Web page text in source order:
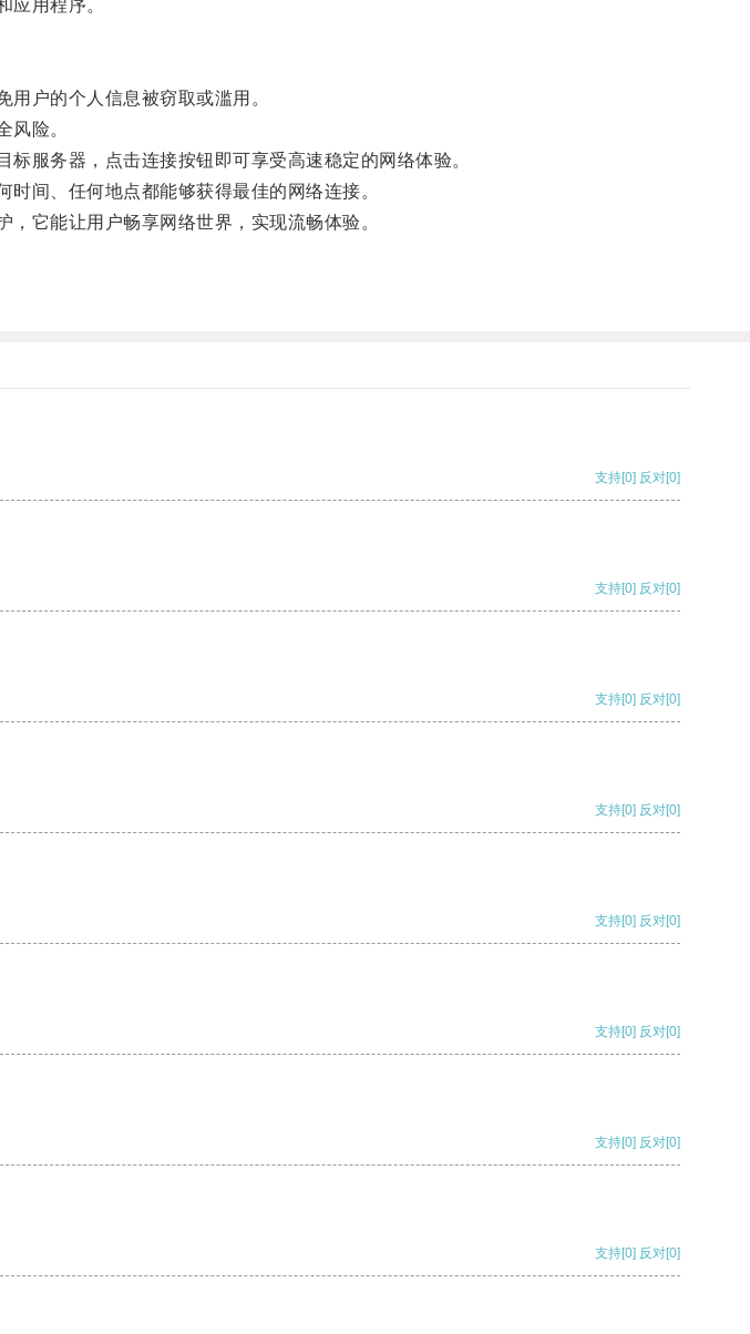
用程序。
户的个人信息被窃取或滥用。
险。
服务器，点击连接按钮即可享受高速稳定的网络体验。
间、任何地点都能够获得最佳的网络连接。
它能让用户畅享网络世界，实现流畅体验。
支持[0] 反对[0]
支持[0] 反对[0]
支持[0] 反对[0]
支持[0] 反对[0]
支持[0] 反对[0]
支持[0] 反对[0]
支持[0] 反对[0]
支持[0] 反对[0]